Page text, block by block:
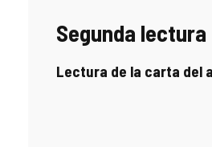
Segunda lectura
Lectura de la carta del